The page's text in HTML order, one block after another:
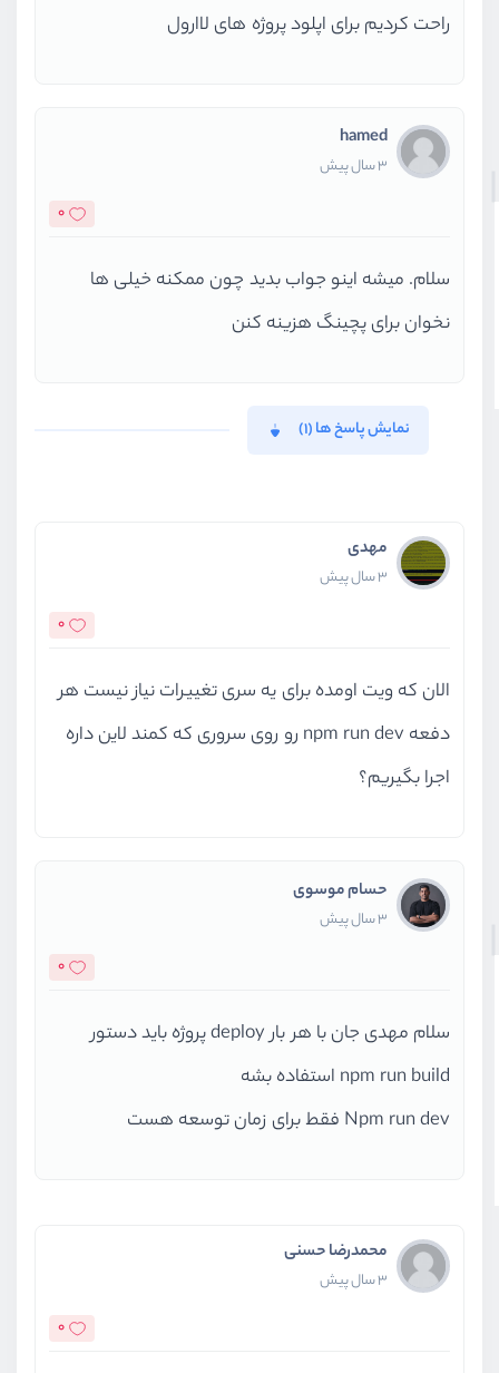
راحت کردیم برای اپلود پروژه های لاارول
hamed
3 سال پیش
0
سلام. میشه اینو جواب بدید چون ممکنه خیلی ها
نخوان برای پچینگ هزینه کنن
نمایش پاسخ ها (1)
مهدی
3 سال پیش
0
الان که ویت اومده برای یه سری تغییرات نیاز نیست هر
دفعه npm run dev رو روی سروری که کمند لاین داره
اجرا بگیریم؟
حسام موسوی
3 سال پیش
0
سلام مهدی جان با هر بار deploy پروژه باید دستور
npm run build استفاده بشه
Npm run dev فقط برای زمان توسعه هست
محمدرضا حسنی
3 سال پیش
0